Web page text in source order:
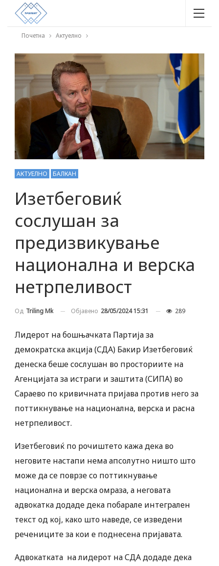
Почетна Актуелно
АКТУЕЛНО БАЛКАН
Изетбеговиќ
сослушан за
предизвикување
национална и верска
нетрпеливост
Од Triling Mk Објавено 28/05/2024 15:31 289
Лидерот на бошњачката Партија за
демократска акција (СДА) Бакир Изетбеговиќ
денеска беше сослушан во просториите на
Агенцијата за истраги и заштита (СИПА) во
Сараево по кривичната пријава против него за
поттикнување на национална, верска и расна
нетрпеливост.
Изетбеговиќ по рочиштето кажа дека во
неговите настапи нема апсолутно ништо што
може да се поврзе со поттикнување
национална и верска омраза, а неговата
адвокатка додаде дека побарале интегрален
текст од кој, како што наведе, се изведени
речениците за кои е поднесена пријавата.
Адвокатката на лидерот на СДА додаде дека